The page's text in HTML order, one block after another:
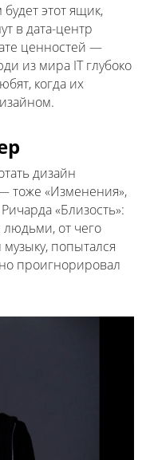
этот ящик,
в дата-центр
ценностей —
из мира IT глубоко
когда их
дизайн
тоже «Изменения»,
«Близость»:
людьми, от чего
попытался
проигнорировал